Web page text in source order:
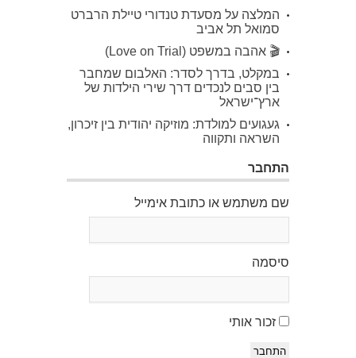
המלצה על מסעדת טנדורי טיילת הרברט
סמואל תל אביב
🎬 אהבה במשפט (Love on Trial)
במקלט, בדרך לסדר: האלבום שמחבר
בין סבים לנכדים דרך שירי הילדות של
ארץ־ישראל
געגועים למולדת: מוזיקה יהודית בין זיכרון,
השראה ותקווה
התחבר
שם משתמש או כתובת אימייל
סיסמה
זכור אותי
התחבר